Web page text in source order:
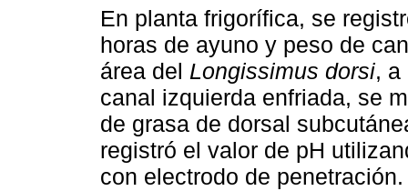
En planta frigorífica, se
horas de ayuno y peso de
área del Longissimus dorsi, a
canal izquierda enfriada, se
de grasa de dorsal
registró el valor de pH
con electrodo de penetración.